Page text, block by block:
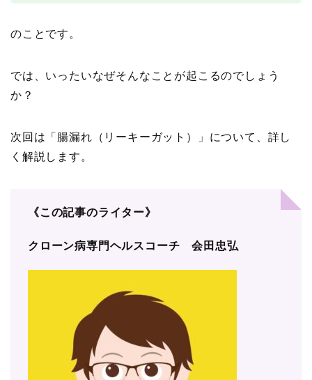
のことです。
では、いったいなぜそんなことが起こるのでしょう
か？
次回は「腸漏れ（リーキーガット）」について、詳し
く解説します。
《この記事のライター》
クローン病専門ヘルスコーチ 会田忠弘